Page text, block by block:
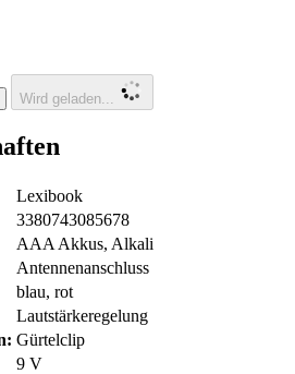
Wird geladen...
Lexibook
3380743085678
AAA Akkus, Alkali
Antennenanschluss
blau, rot
Lautstärkeregelung
Gürtelclip
9 V